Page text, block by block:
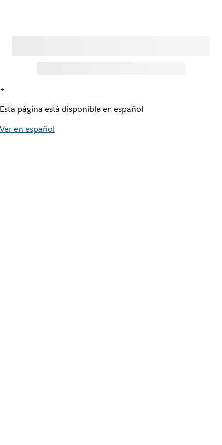
+
Esta página está disponible en español
Ver en español